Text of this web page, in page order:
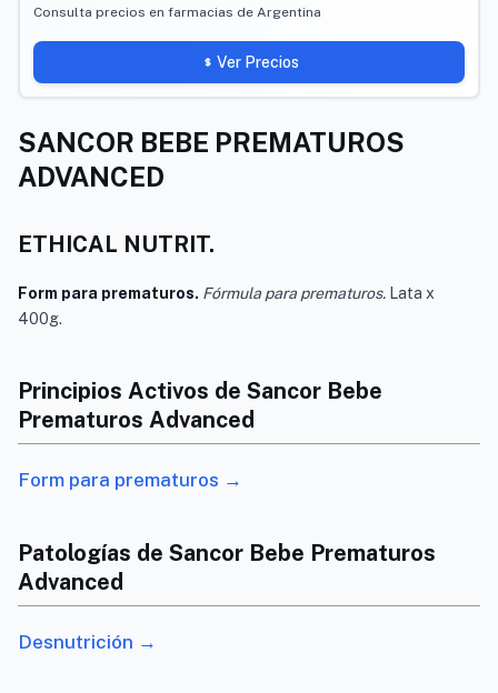
Consulta precios en farmacias de Argentina
Ver Precios
SANCOR BEBE PREMATUROS
ADVANCED
ETHICAL NUTRIT.
Form para prematuros. Fórmula para prematuros. Lata x
400g.
Principios Activos de Sancor Bebe
Prematuros Advanced
Form para prematuros →
Patologías de Sancor Bebe Prematuros
Advanced
Desnutrición →